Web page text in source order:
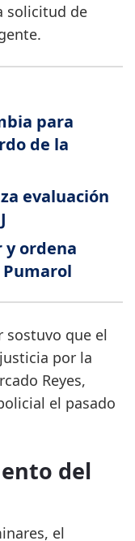
solicitud de
para
de la
evaluación
y ordena
que el
por la
Reyes,
el pasado
del
el